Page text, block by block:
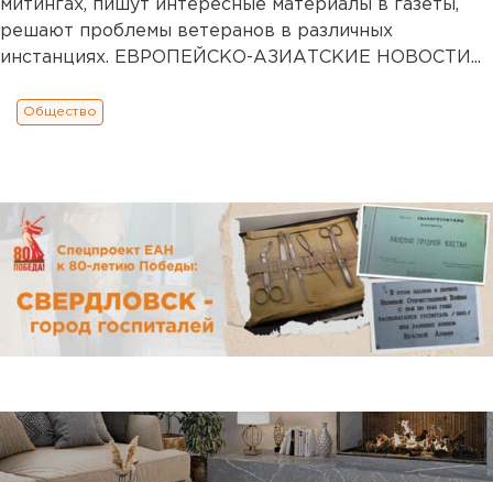
митингах, пишут интересные материалы в газеты,
решают проблемы ветеранов в различных
инстанциях. ЕВРОПЕЙСКО-АЗИАТСКИЕ НОВОСТИ...
Общество